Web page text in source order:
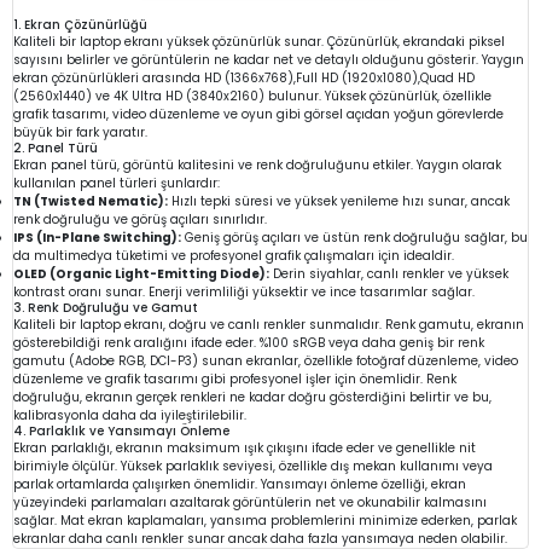
1. Ekran Çözünürlüğü
Kaliteli bir laptop ekranı yüksek çözünürlük sunar. Çözünürlük, ekrandaki piksel
sayısını belirler ve görüntülerin ne kadar net ve detaylı olduğunu gösterir. Yaygın
ekran çözünürlükleri arasında HD (1366x768),Full HD (1920x1080),Quad HD
(2560x1440) ve 4K Ultra HD (3840x2160) bulunur. Yüksek çözünürlük, özellikle
grafik tasarımı, video düzenleme ve oyun gibi görsel açıdan yoğun görevlerde
büyük bir fark yaratır.
2. Panel Türü
Ekran panel türü, görüntü kalitesini ve renk doğruluğunu etkiler. Yaygın olarak
kullanılan panel türleri şunlardır:
TN (Twisted Nematic): Hızlı tepki süresi ve yüksek yenileme hızı sunar, ancak
renk doğruluğu ve görüş açıları sınırlıdır.
IPS (In-Plane Switching): Geniş görüş açıları ve üstün renk doğruluğu sağlar, bu
da multimedya tüketimi ve profesyonel grafik çalışmaları için idealdir.
OLED (Organic Light-Emitting Diode): Derin siyahlar, canlı renkler ve yüksek
kontrast oranı sunar. Enerji verimliliği yüksektir ve ince tasarımlar sağlar.
3. Renk Doğruluğu ve Gamut
Kaliteli bir laptop ekranı, doğru ve canlı renkler sunmalıdır. Renk gamutu, ekranın
gösterebildiği renk aralığını ifade eder. %100 sRGB veya daha geniş bir renk
gamutu (Adobe RGB, DCI-P3) sunan ekranlar, özellikle fotoğraf düzenleme, video
düzenleme ve grafik tasarımı gibi profesyonel işler için önemlidir. Renk
doğruluğu, ekranın gerçek renkleri ne kadar doğru gösterdiğini belirtir ve bu,
kalibrasyonla daha da iyileştirilebilir.
4. Parlaklık ve Yansımayı Önleme
Ekran parlaklığı, ekranın maksimum ışık çıkışını ifade eder ve genellikle nit
birimiyle ölçülür. Yüksek parlaklık seviyesi, özellikle dış mekan kullanımı veya
parlak ortamlarda çalışırken önemlidir. Yansımayı önleme özelliği, ekran
yüzeyindeki parlamaları azaltarak görüntülerin net ve okunabilir kalmasını
sağlar. Mat ekran kaplamaları, yansıma problemlerini minimize ederken, parlak
ekranlar daha canlı renkler sunar ancak daha fazla yansımaya neden olabilir.